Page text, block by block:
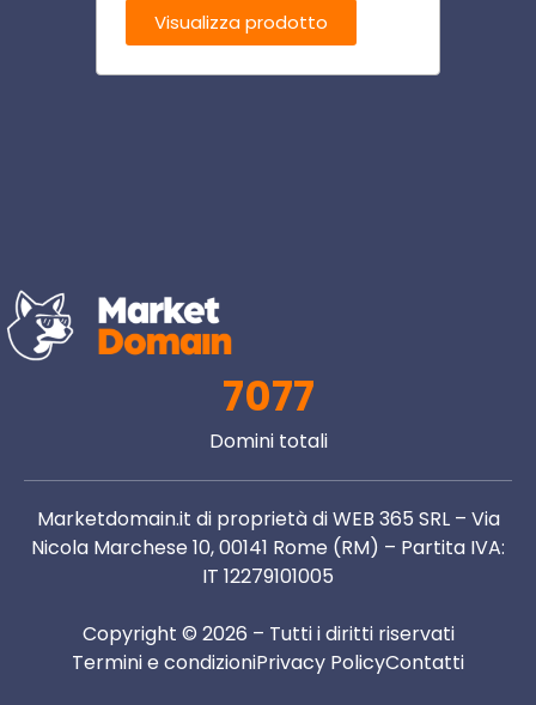
Visualizza prodotto
7077
Domini totali
Marketdomain.it di proprietà di WEB 365 SRL – Via
Nicola Marchese 10, 00141 Rome (RM) – Partita IVA:
IT 12279101005
Copyright © 2026 – Tutti i diritti riservati
Termini e condizioniPrivacy PolicyContatti